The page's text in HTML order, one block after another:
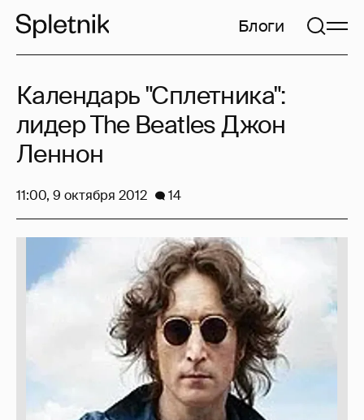
Блоги
Календарь "Сплетника":
лидер The Beatles Джон
Леннон
11:00, 9 октября 2012 14